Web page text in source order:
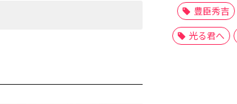
豊臣秀吉
光る君へ